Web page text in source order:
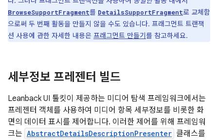
BrowseSupportFragment를 DetailsSupportFragment로 교체함
으로써 두 번째 활동을 만들지 않을 수도 있습니다. 프래그먼트 트랜잭
션 사용에 관한 자세한 내용은 프래그먼트 만들기를 참고하세요.
세부정보 프레젠터 빌드
Leanback UI 툴킷이 제공하는 미디어 탐색 프레임워크에서는
프레젠터 객체를 사용하여 미디어 항목 세부정보를 비롯한 화
면의 데이터 표시를 제어합니다. 이러한 제어를 위해 프레임워
크는 AbstractDetailsDescriptionPresenter 클래스를